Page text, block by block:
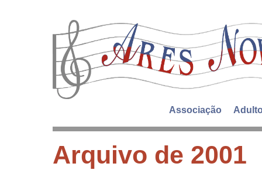
Associação
Arquivo de 2001